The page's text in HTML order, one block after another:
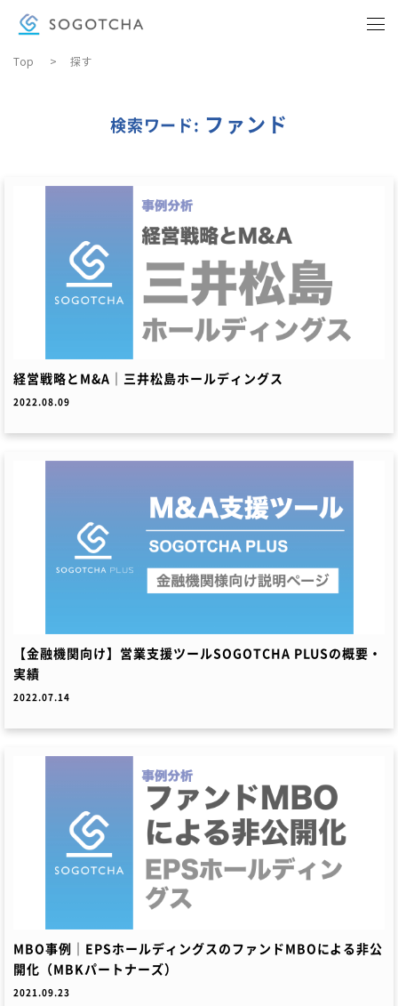
ビジネス実務
DOWNLOAD MATERIALS
資料ダウンロード
CONTACT
お問い合わせ
Top > 探す
検索ワード: ファンド
経営戦略とM&A｜三井松島ホールディングス
2022.08.09
【金融機関向け】営業支援ツールSOGOTCHA PLUSの概要・
実績
2022.07.14
MBO事例｜EPSホールディングスのファンドMBOによる非公
開化（MBKパートナーズ）
2021.09.23